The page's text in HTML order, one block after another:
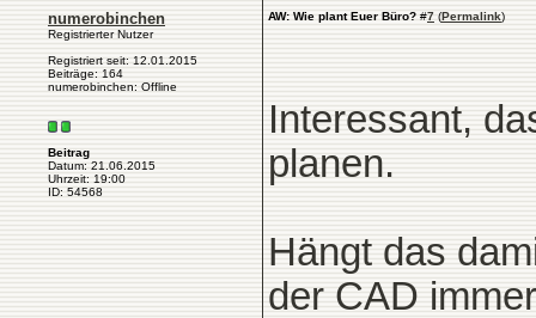
numerobinchen
Registrierter Nutzer
Registriert seit: 12.01.2015
Beiträge: 164
numerobinchen: Offline
Beitrag
Datum: 21.06.2015
Uhrzeit: 19:00
ID: 54568
AW: Wie plant Euer Büro? #7 (Permalink)
Interessant,
planen.
Hängt das
der CAD